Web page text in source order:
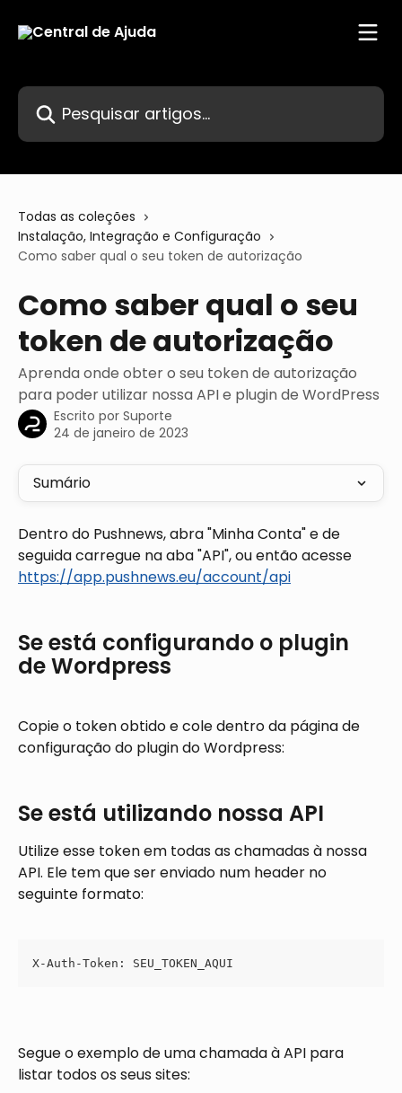
Pesquisar artigos...
Todas as coleções
Instalação, Integração e Configuração
Como saber qual o seu token de autorização
Como saber qual o seu
token de autorização
Aprenda onde obter o seu token de autorização
para poder utilizar nossa API e plugin de WordPress
Escrito por Suporte
24 de janeiro de 2023
Sumário
Dentro do Pushnews, abra "Minha Conta" e de
seguida carregue na aba "API", ou então acesse
https://app.pushnews.eu/account/api
Se está configurando o plugin
de Wordpress
Copie o token obtido e cole dentro da página de
configuração do plugin do Wordpress:
Se está utilizando nossa API
Utilize esse token em todas as chamadas à nossa
API. Ele tem que ser enviado num header no
seguinte formato:
X-Auth-Token: SEU_TOKEN_AQUI
Segue o exemplo de uma chamada à API para
listar todos os seus sites: